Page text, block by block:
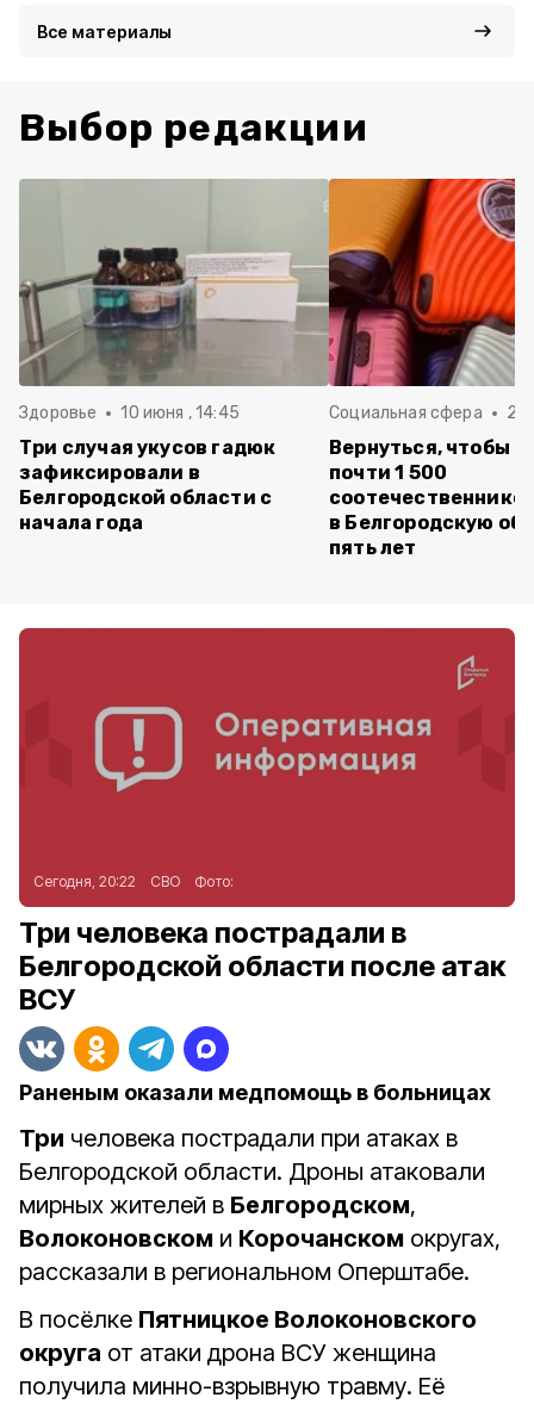
Все материалы
Выбор редакции
Здоровье 10 июня , 14:45
Три случая укусов гадюк
зафиксировали в
Белгородской области с
начала года
Социальная сфера 20
Вернуться, чтобы
почти 1 500
в Белгородскую
пять лет
Сегодня, 20:22 СВО Фото:
Три человека пострадали в
Белгородской области после атак
ВСУ
Раненым оказали медпомощь в больницах
Три человека пострадали при атаках в
Белгородской области. Дроны атаковали
мирных жителей в Белгородском,
Волоконовском и Корочанском округах,
рассказали в региональном Оперштабе.
В посёлке Пятницкое Волоконовского
округа от атаки дрона ВСУ женщина
получила минно-взрывную травму. Еë